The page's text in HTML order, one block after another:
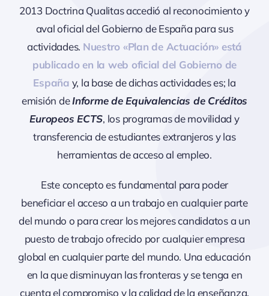
2013 Doctrina Qualitas accedió al reconocimiento y
aval oficial del Gobierno de España para sus
actividades. Nuestro «Plan de Actuación» está
publicado en la web oficial del Gobierno de
España y, la base de dichas actividades es; la
emisión deInforme de Equivalencias de Créditos
Europeos ECTS, los programas de movilidad y
transferencia de estudiantes extranjeros y las
herramientas de acceso al empleo.
Este concepto es fundamental para poder
beneficiar el acceso a un trabajo en cualquier parte
del mundo o para crear los mejores candidatos a un
puesto de trabajo ofrecido por cualquier empresa
global en cualquier parte del mundo. Una educación
en la que disminuyan las fronteras y se tenga en
cuenta el compromiso y la calidad de la enseñanza.